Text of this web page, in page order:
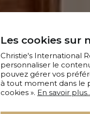
Les cookies sur
Christie's International
personnaliser le
pouvez gérer vos
à tout moment dans le
cookies ». En savoir